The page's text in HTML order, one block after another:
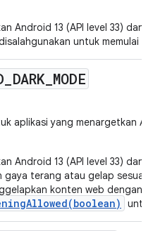
Android 13 (API level 33) dan
untuk memulai
DARK MODE
aplikasi yang menargetkan
Android 13 (API level 33) dan
terang atau gelap sesuai
konten web dengan